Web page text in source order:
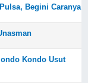
Begini Caranya
Kondo Usut